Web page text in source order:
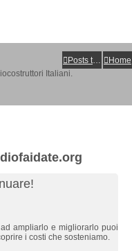
Posts toplist Home
ampliarlo e migliorarlo puoi
i costi che sosteniamo.